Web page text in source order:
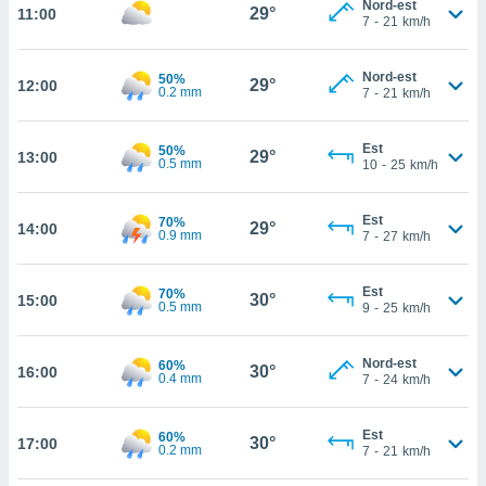
in
web.
cookie
11:00 29°
Nord-est
7 - 21 km/h
12:00
50%
0.2 mm
29°
Nord-est
7 - 21 km/h
13:00
50%
0.5 mm
29°
Est
10 - 25 km/h
14:00
70%
0.9 mm
29°
Est
7 - 27 km/h
15:00
70%
0.5 mm
30°
Est
9 - 25 km/h
16:00
60%
0.4 mm
30°
Nord-est
7 - 24 km/h
17:00
60%
0.2 mm
30°
Est
7 - 21 km/h